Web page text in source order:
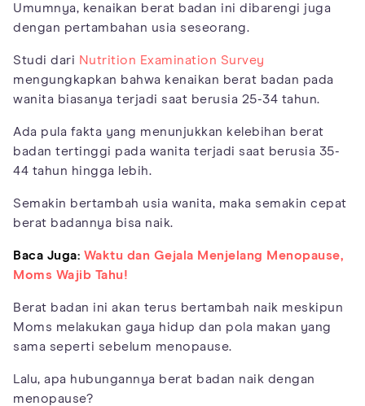
Umumnya, kenaikan berat badan ini dibarengi juga
dengan pertambahan usia seseorang.
Studi dari Nutrition Examination Survey
mengungkapkan bahwa kenaikan berat badan pada
wanita biasanya terjadi saat berusia 25-34 tahun.
Ada pula fakta yang menunjukkan kelebihan berat
badan tertinggi pada wanita terjadi saat berusia 35-
44 tahun hingga lebih.
Semakin bertambah usia wanita, maka semakin cepat
berat badannya bisa naik.
Baca Juga: Waktu dan Gejala Menjelang Menopause,
Moms Wajib Tahu!
Berat badan ini akan terus bertambah naik meskipun
Moms melakukan gaya hidup dan pola makan yang
sama seperti sebelum menopause.
Lalu, apa hubungannya berat badan naik dengan
menopause?